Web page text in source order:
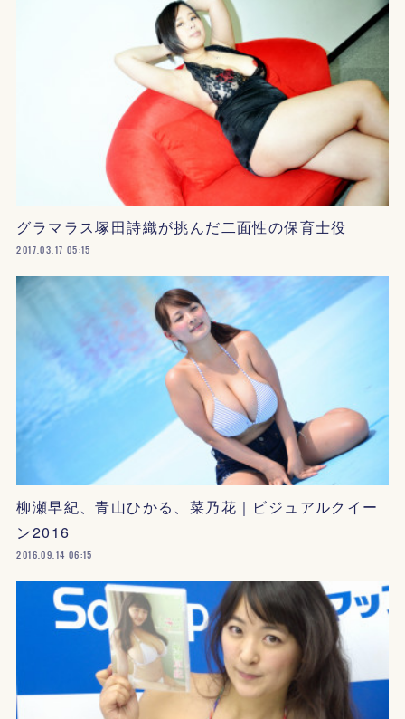
グラマラス塚田詩織が挑んだ二面性の保育士役
2017.03.17 05:15
柳瀬早紀、青山ひかる、菜乃花｜ビジュアルクイー
ン2016
2016.09.14 06:15